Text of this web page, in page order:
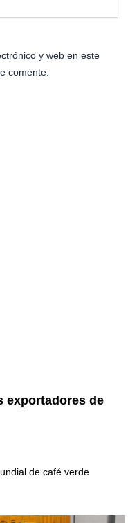
y web en este
comente.
exportadores de
de café verde